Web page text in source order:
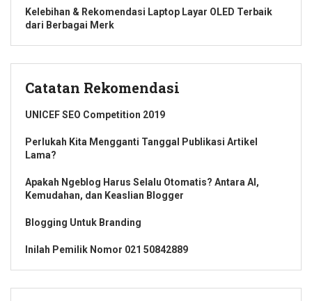
Kelebihan & Rekomendasi Laptop Layar OLED Terbaik
dari Berbagai Merk
Catatan Rekomendasi
UNICEF SEO Competition 2019
Perlukah Kita Mengganti Tanggal Publikasi Artikel
Lama?
Apakah Ngeblog Harus Selalu Otomatis? Antara AI,
Kemudahan, dan Keaslian Blogger
Blogging Untuk Branding
Inilah Pemilik Nomor 021 50842889